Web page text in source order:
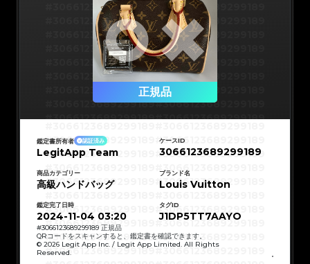
#3066123689299189#3066123689299189
#3066123689299189#3066123689299189
#3066123689299189#3066123689299189
#3066123689299189#3066123689299189
#3066123689299189#3066123689299189
#3066123689299189#3066123689299189
#3066123689299189#3066123689299189
#3066123689299189#3066123689299189
#3066123689299189#3066123689299189
#3066123689299189
#3066123689299189
#3066123689299189
#3066123689299189
#3066123689299189
#3066123689299189
#3066123689299189
#3066123689299189
#3066123689299189
#3066123689299189
#3066123689299189
#3066123689299189
#3066123689299189
#3066123689299189#3066123689299189
#3066123689299189
正規品
#3066123689299189
#3066123689299189
#3066123689299189
#3066123689299189
#3066123689299189
#3066123689299189
#3066123689299189
#3066123689299189
#3066123689299189
#3066123689299189
#3066123689299189
#3066123689299189
#3066123689299189#3066123689299189
#3066123689299189#3066123689299189
鑑定書所有者 認証済み
LegitApp Team
ケースID
3066123689299189
商品カテゴリー
高級ハンドバッグ
ブランド名
Louis Vuitton
鑑定完了日時
2024-11-04 03:20
タグID
J1DP5TT7AAYO
#3066123689299189 正規品
QRコードをスキャンすると、鑑定書を確認できます。
© 2026 Legit App Inc. / Legit App Limited. All Rights
Reserved.